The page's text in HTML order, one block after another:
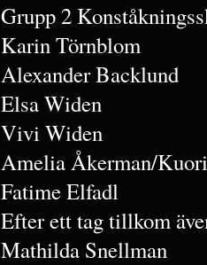
Grupp 2
Karin Törnblom
Alexander Backlund
Elsa Widen
Vivi Widen
Amelia Åkerman/
Fatime Elfadl
Efter ett tag tillkom
Mathilda Snellman